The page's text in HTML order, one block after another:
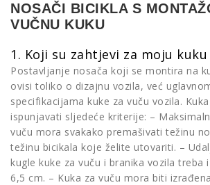
NOSAČI BICIKLA S
VUČNU KUKU
1. Koji su zahtjevi za moju kuku
Postavljanje nosača koji se montira na
ovisi toliko o dizajnu vozila, već
specifikacijama kuke za vuču vozila.
ispunjavati sljedeće kriterije: –
vuču mora svakako premašivati težinu
težinu bicikala koje želite utovariti. –
kugle kuke za vuču i branika vozila treba
6,5 cm. – Kuka za vuču mora biti